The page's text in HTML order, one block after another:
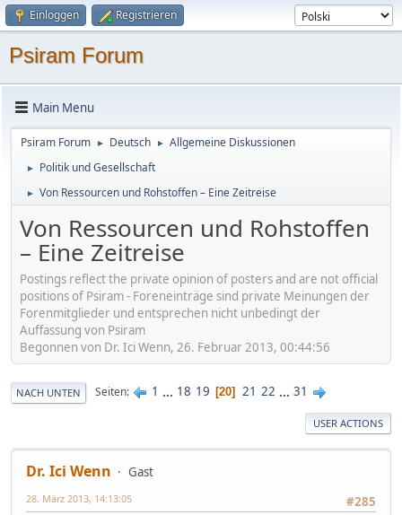
Einloggen Registrieren
Psiram Forum
Main Menu
Psiram Forum ► Deutsch ► Allgemeine Diskussionen
► Politik und Gesellschaft
► Von Ressourcen und Rohstoffen – Eine Zeitreise
Von Ressourcen und Rohstoffen
– Eine Zeitreise
Postings reflect the private opinion of posters and are not official
positions of Psiram - Foreneinträge sind private Meinungen der
Forenmitglieder und entsprechen nicht unbedingt der
Auffassung von Psiram
Begonnen von Dr. Ici Wenn, 26. Februar 2013, 00:44:56
NACH UNTEN Seiten 1 ... 18 19 20 21 22 ... 31
USER ACTIONS
Dr. Ici Wenn
Gast
#285
28. März 2013, 14:13:05